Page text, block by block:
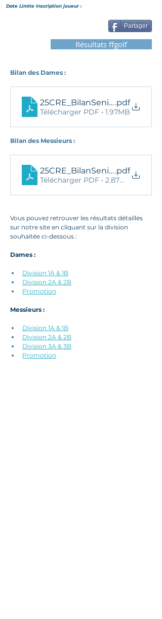
Date Limite Inscription joueur :
Partager
Résultats ffgolf
Bilan des Dames :
25CRE_BilanSeniorDames
.pdf
Télécharger PDF • 1.97MB
Bilan des Messieurs :
25CRE_BilanSeniorMessieurs
.pdf
Télécharger PDF • 2.87MB
Vous pouvez retrouver les résultats détaillés
sur notre site en cliquant sur la division
souhaitée ci-dessous :
Dames :
Division 1A & 1B
Division 2A & 2B
Promotion
Messieurs :
Division 1A & 1B
Division 2A & 2B
Division 3A & 3B
Promotion